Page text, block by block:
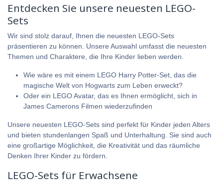
Entdecken Sie unsere neuesten LEGO-
Sets
Wir sind stolz darauf, Ihnen die neuesten LEGO-Sets
präsentieren zu können. Unsere Auswahl umfasst die neuesten
Themen und Charaktere, die Ihre Kinder lieben werden.
Wie wäre es mit einem LEGO Harry Potter-Set, das die
magische Welt von Hogwarts zum Leben erweckt?
Oder ein LEGO Avatar, das es Ihnen ermöglicht, sich in
James Camerons Filmen wiederzufinden
Unsere neuesten LEGO-Sets sind perfekt für Kinder jeden Alters
und bieten stundenlangen Spaß und Unterhaltung. Sie sind auch
eine großartige Möglichkeit, die Kreativität und das räumliche
Denken Ihrer Kinder zu fördern.
LEGO-Sets für Erwachsene